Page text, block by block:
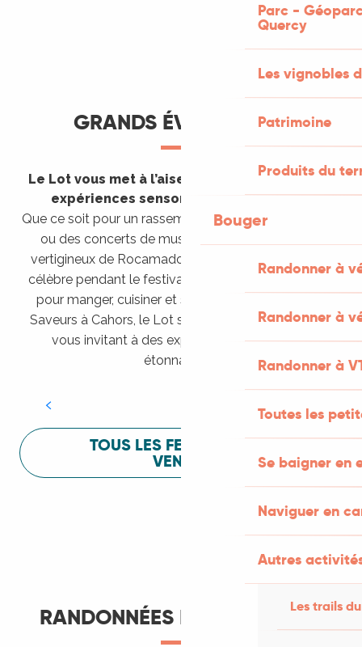
Parc -
Quercy
Les vignobles
Patrimoine
Produits du
Bouger
Randonner à
Randonner à
Randonner à
Toutes les
Se baigner en
Naviguer en
Autres
Les trails
GRANDS ÉVÈNEMENTS
Le Lot vous met à l’aise en vous invitant à des
expériences sensorielles étonnantes !
Que ce soit pour un rassemblement de montgolfières
ou des concerts de musique sacrée dans le site
vertigineux de Rocamadour, pour écouter un opéra
célèbre pendant le festival de Saint-Céré ou encore
pour manger, cuisiner et s’amuser pendant Lot of
Saveurs à Cahors, le Lot sait vous mettre à l’aise en
vous invitant à des expériences sensorielles
étonnantes !
Festival Lot of Saveurs
TOUS LES FESTIVALS À
VENIR
RANDONNÉES ET ITINÉRANCE